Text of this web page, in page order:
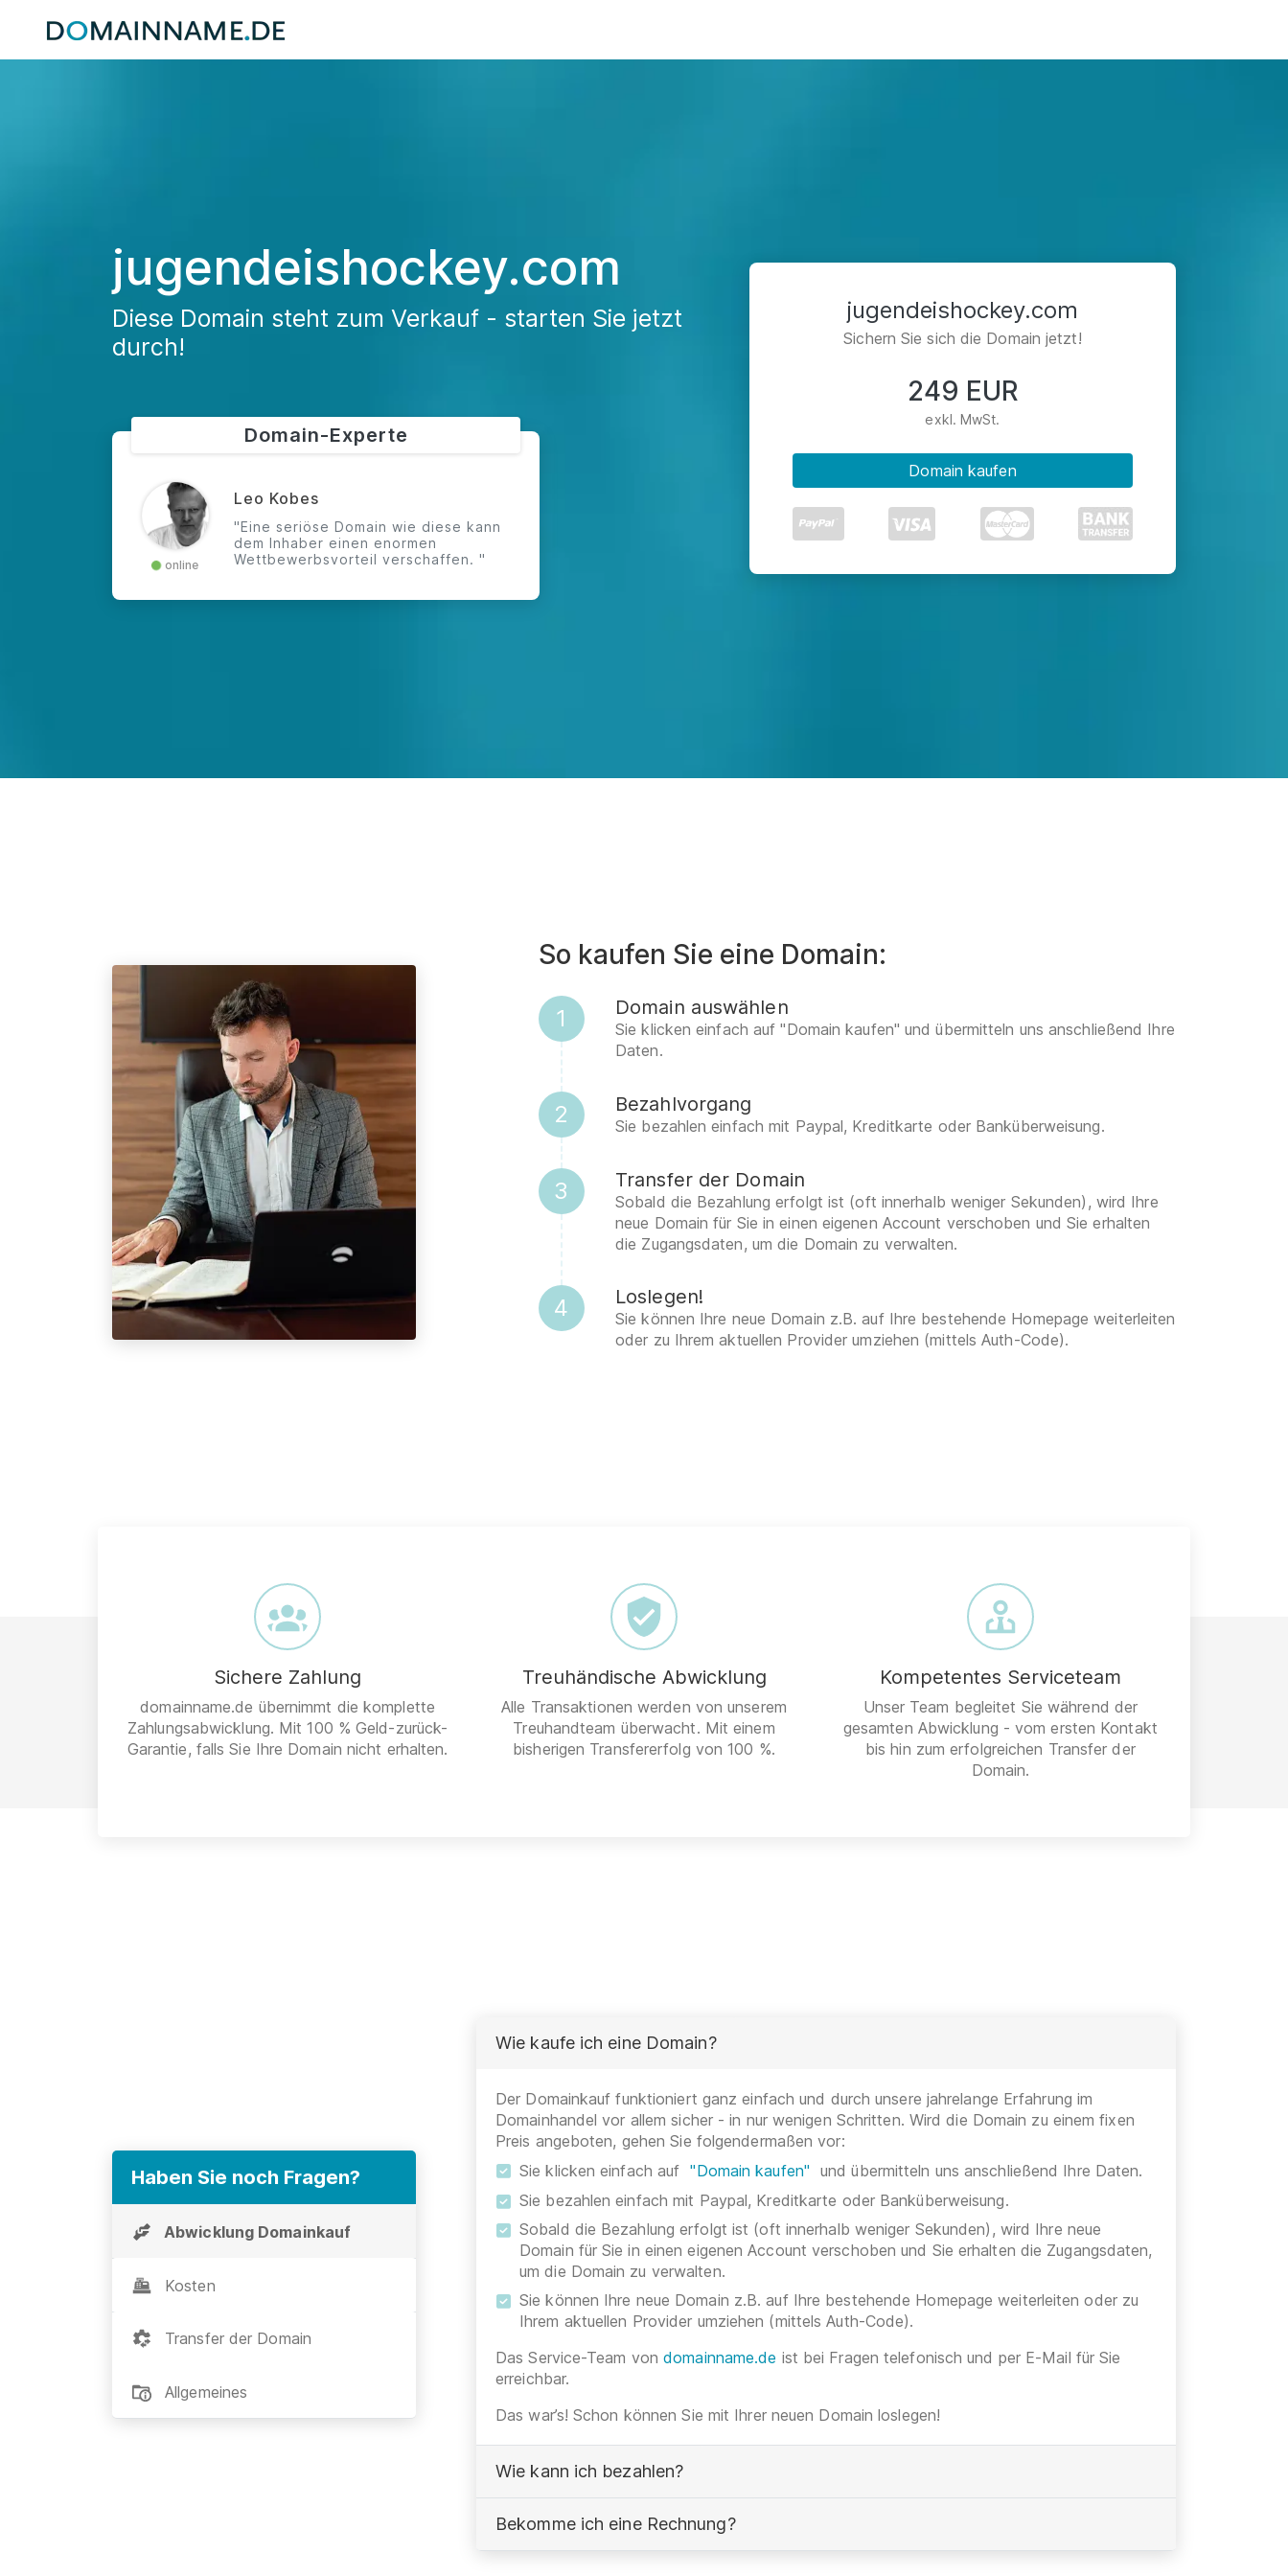
jugendeishockey.com
Diese Domain steht zum Verkauf - starten Sie jetzt
durch!
Domain-Experte
online
Leo Kobes
"Eine seriöse Domain wie diese kann
dem Inhaber einen enormen
Wettbewerbsvorteil verschaffen. "
jugendeishockey.com
Sichern Sie sich die Domain jetzt!
249 EUR
exkl. MwSt.
Domain kaufen
So kaufen Sie eine Domain:
1 Domain auswählen
Sie klicken einfach auf "Domain kaufen" und übermitteln uns anschließend Ihre
Daten.
2 Bezahlvorgang
Sie bezahlen einfach mit Paypal, Kreditkarte oder Banküberweisung.
3 Transfer der Domain
Sobald die Bezahlung erfolgt ist (oft innerhalb weniger Sekunden), wird Ihre
neue Domain für Sie in einen eigenen Account verschoben und Sie erhalten
die Zugangsdaten, um die Domain zu verwalten.
4 Loslegen!
Sie können Ihre neue Domain z.B. auf Ihre bestehende Homepage weiterleiten
oder zu Ihrem aktuellen Provider umziehen (mittels Auth-Code).
Sichere Zahlung
domainname.de übernimmt die komplette
Zahlungsabwicklung. Mit 100 % Geld-zurück-
Garantie, falls Sie Ihre Domain nicht erhalten.
Treuhändische Abwicklung
Alle Transaktionen werden von unserem
Treuhandteam überwacht. Mit einem
bisherigen Transfererfolg von 100 %.
Kompetentes Serviceteam
Unser Team begleitet Sie während der
gesamten Abwicklung - vom ersten Kontakt
bis hin zum erfolgreichen Transfer der
Domain.
Haben Sie noch Fragen?
Abwicklung Domainkauf
Kosten
Transfer der Domain
Allgemeines
Wie kaufe ich eine Domain?
Der Domainkauf funktioniert ganz einfach und durch unsere jahrelange Erfahrung im
Domainhandel vor allem sicher - in nur wenigen Schritten. Wird die Domain zu einem fixen
Preis angeboten, gehen Sie folgendermaßen vor:
Sie klicken einfach auf "Domain kaufen" und übermitteln uns anschließend Ihre Daten.
Sie bezahlen einfach mit Paypal, Kreditkarte oder Banküberweisung.
Sobald die Bezahlung erfolgt ist (oft innerhalb weniger Sekunden), wird Ihre neue
Domain für Sie in einen eigenen Account verschoben und Sie erhalten die Zugangsdaten,
um die Domain zu verwalten.
Sie können Ihre neue Domain z.B. auf Ihre bestehende Homepage weiterleiten oder zu
Ihrem aktuellen Provider umziehen (mittels Auth-Code).
Das Service-Team vondomainname.de ist bei Fragen telefonisch und per E-Mail für Sie
erreichbar.
Das war’s! Schon können Sie mit Ihrer neuen Domain loslegen!
Wie kann ich bezahlen?
Bekomme ich eine Rechnung?